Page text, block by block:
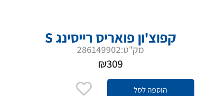
קפוצ'ון פואריס רייסינג S
מק"ט:286149902
₪309
הוספה לסל